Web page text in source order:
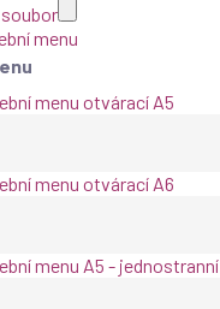
menu
menu otvárací A5
menu otvárací A6
menu A5 - jednostranní